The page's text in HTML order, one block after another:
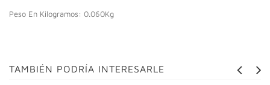
Peso En Kilogramos: 0.060Kg
TAMBIÉN PODRÍA INTERESARLE